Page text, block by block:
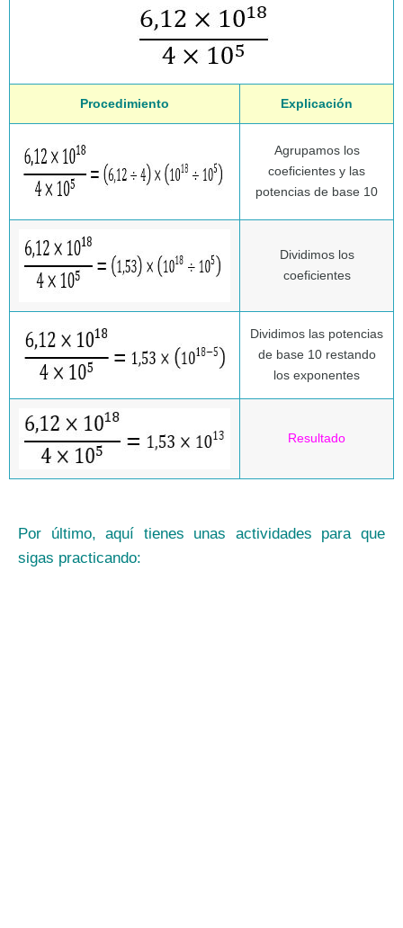
Procedimiento Explicación
Agrupamos los
coeficientes y las
potencias de base 10
Dividimos los
coeficientes
Dividimos las potencias
de base 10 restando
los exponentes
Resultado
Por último, aquí tienes unas actividades para que
sigas practicando: